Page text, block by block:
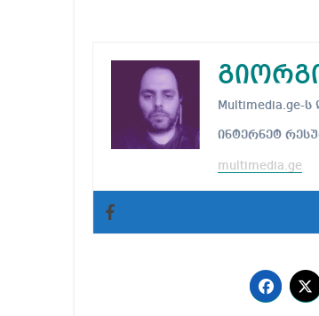
ინტერნეტ
multimedia.ge